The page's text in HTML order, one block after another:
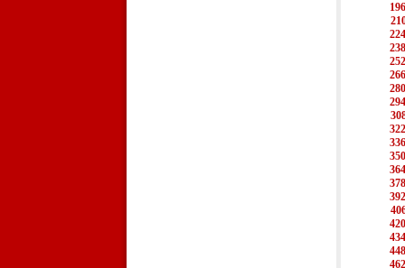
196
224
238
252
266
280
294
322
336
350
364
378
392
420
434
448
462